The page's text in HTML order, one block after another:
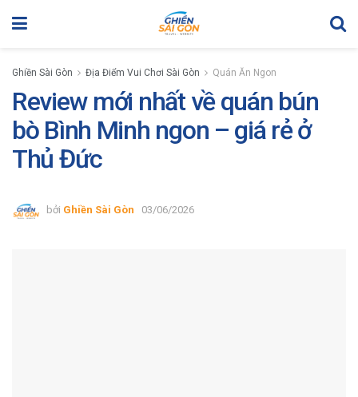
Ghiền Sài Gòn Địa Điểm Vui Chơi Sài Gòn Quán Ăn Ngon
Review mới nhất về quán bún
bò Bình Minh ngon – giá rẻ ở
Thủ Đức
bởi Ghiền Sài Gòn 03/06/2026